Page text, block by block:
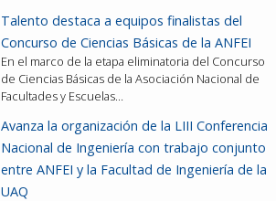
Talento destaca a equipos finalistas del
Concurso de Ciencias Básicas de la ANFEI
En el marco de la etapa eliminatoria del Concurso
de Ciencias Básicas de la Asociación Nacional de
Facultades y Escuelas…
Avanza la organización de la LIII Conferencia
Nacional de Ingeniería con trabajo conjunto
entre ANFEI y la Facultad de Ingeniería de la
UAQ